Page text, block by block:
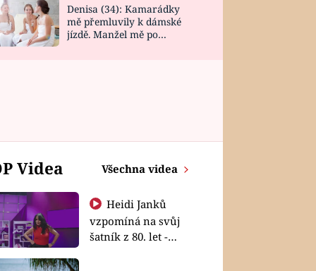
Denisa (34): Kamarádky
mě přemluvily k dámské
jízdě. Manžel mě po
Videa Všechna videa
Heidi Janků
vzpomíná na svůj
šatník z 80. let -